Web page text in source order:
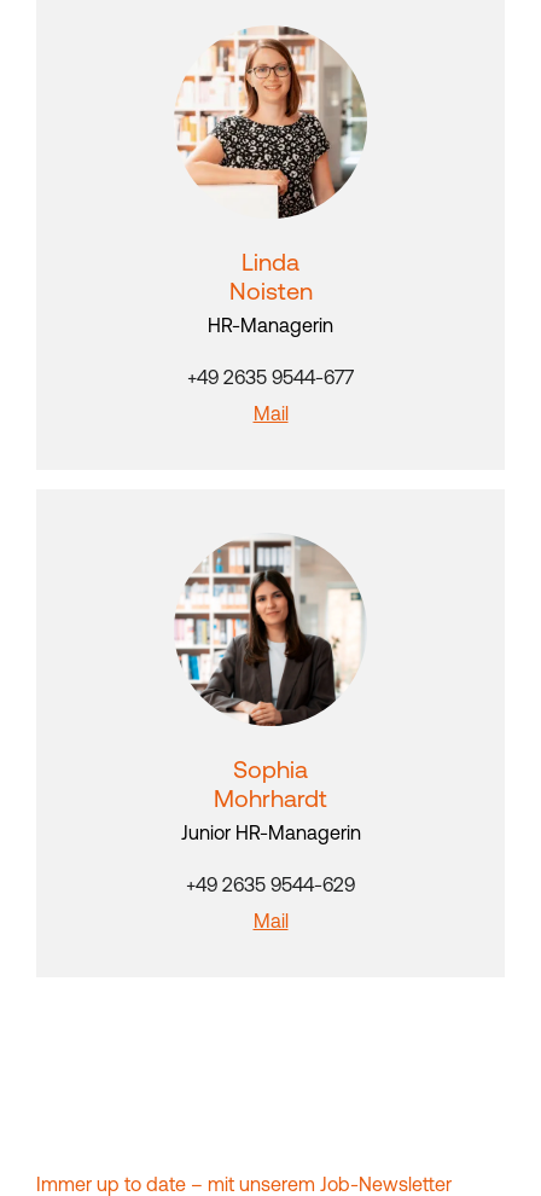
Linda
Noisten
HR-Managerin
+49 2635 9544-677
Mail
Sophia
Mohrhardt
Junior HR-Managerin
+49 2635 9544-629
Mail
Immer up to date – mit unserem Job-Newsletter